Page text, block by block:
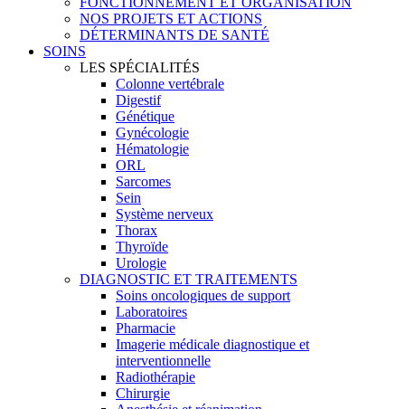
NOS PROJETS ET ACTIONS
DÉTERMINANTS DE SANTÉ
SOINS
LES SPÉCIALITÉS
Colonne vertébrale
Digestif
Génétique
Gynécologie
Hématologie
ORL
Sarcomes
Sein
Système nerveux
Thorax
Thyroïde
Urologie
DIAGNOSTIC ET TRAITEMENTS
Soins oncologiques de support
Laboratoires
Pharmacie
Imagerie médicale diagnostique et
interventionnelle
Radiothérapie
Chirurgie